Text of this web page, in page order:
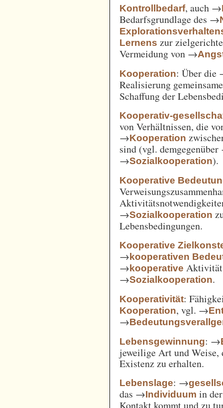
Kontrollbedarf, auch →
Bedarfsgrundlage des →
Lernens zur
Vermeidung von →
Kooperation: Über
Realisierung
Schaffung der
Kooperativ-
von Verhältnissen, die
→Kooperation
sind (vgl.
→Sozialkooperation).
Kooperative
→Sozialkooperation
Lebensbedingungen.
Kooperative
→kooperativen
→kooperative
→Sozialkooperation.
Kooperativität:
Kooperation, vgl. →
→
Lebensgewinnung: →
jeweilige Art und
Existenz zu erhalten.
Lebenslage: →
das →Individuum in
Kontakt kommt und zu